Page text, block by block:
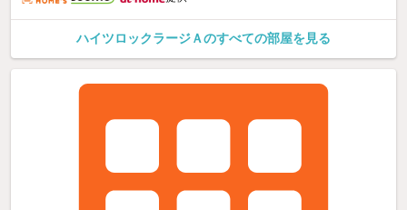
ハイツロックラージＡのすべての部屋を見る